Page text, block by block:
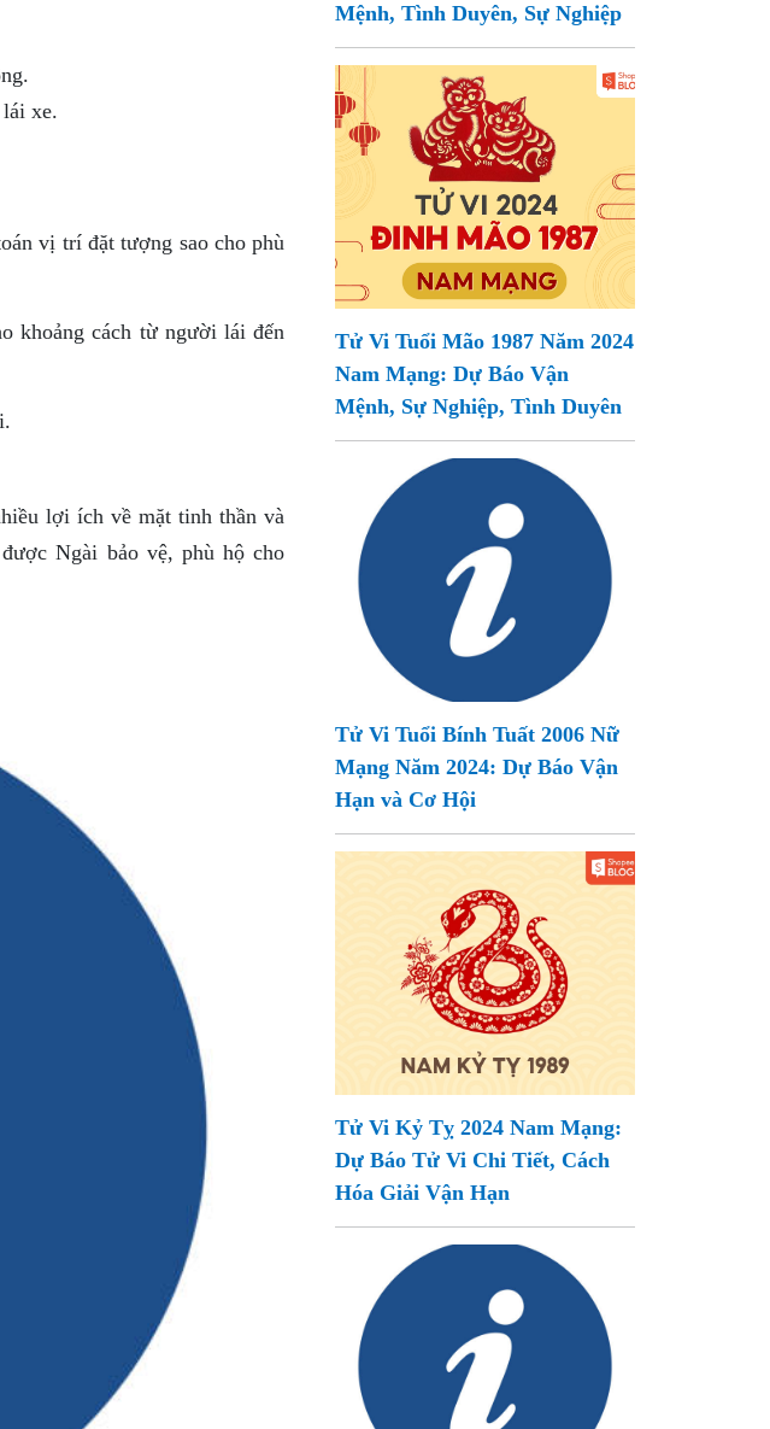
xe.
vị trí đặt tượng sao cho phù
khoảng cách từ người lái đến
lợi ích về mặt tinh thần và
Ngài bảo vệ, phù hộ cho
Mệnh, Tình Duyên, Sự Nghiệp
Tử Vi Tuổi Mão 1987 Năm 2024
Nam Mạng: Dự Báo Vận
Mệnh, Sự Nghiệp, Tình Duyên
Tử Vi Tuổi Bính Tuất 2006 Nữ
Mạng Năm 2024: Dự Báo Vận
Hạn và Cơ Hội
Tử Vi Kỷ Tỵ 2024 Nam Mạng:
Dự Báo Tử Vi Chi Tiết, Cách
Hóa Giải Vận Hạn